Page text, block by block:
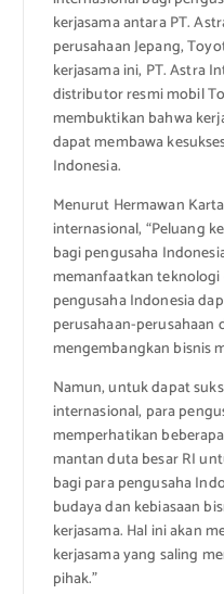
kerjasama antara PT.
perusahaan Jepang,
kerjasama ini, PT. Astra
distributor resmi mobil
membuktikan bahwa
dapat membawa
Indonesia.
Menurut Hermawan
internasional, “Peluang
bagi pengusaha
memanfaatkan
pengusaha Indonesia
perusahaan-perusahaan
mengembangkan bisnis
Namun, untuk dapat
internasional, para
memperhatikan
mantan duta besar RI
bagi para pengusaha
budaya dan kebiasaan
kerjasama. Hal ini akan
kerjasama yang saling
pihak.”